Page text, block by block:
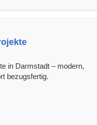
in Darmstadt – modern,
bezugsfertig.